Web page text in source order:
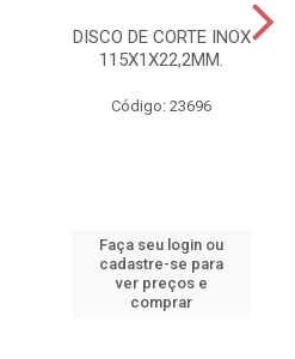
DISCO DE CORTE INOX
115X1X22,2MM.
Código: 23696
Faça seu login ou
cadastre-se para
ver preços e
comprar